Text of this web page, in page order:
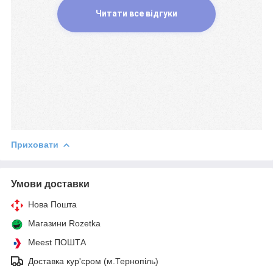
Читати все відгуки
Приховати
Умови доставки
Нова Пошта
Магазини Rozetka
Meest ПОШТА
Доставка кур'єром (м.Тернопіль)